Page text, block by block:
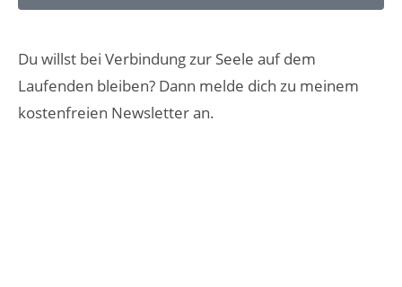
Du willst bei Verbindung zur Seele auf dem
Laufenden bleiben? Dann melde dich zu meinem
kostenfreien Newsletter an.